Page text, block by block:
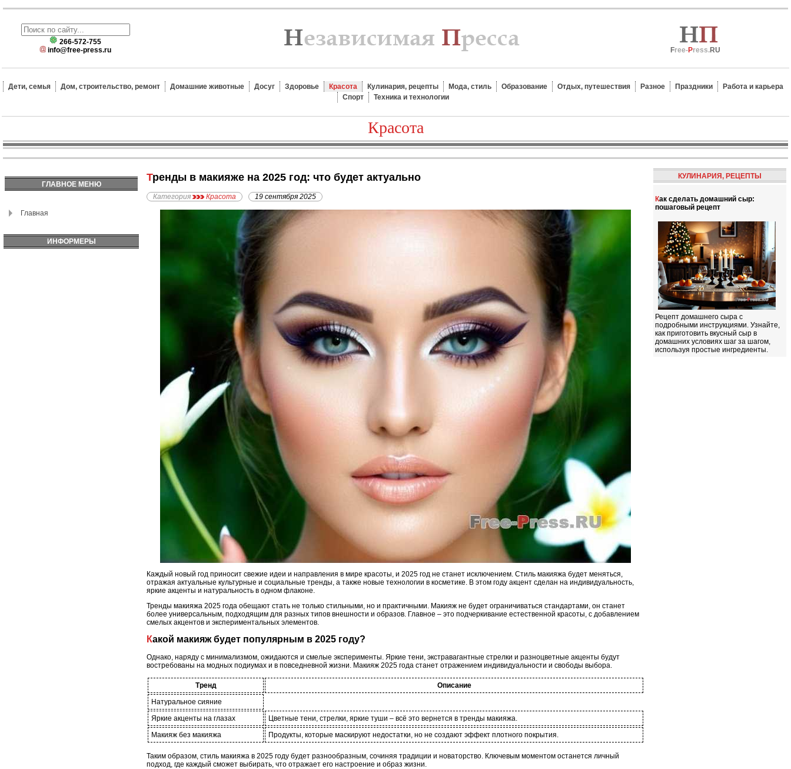
266-572-755
info@free-press.ru
Free-Press.RU
Дети, семья Дом, строительство, ремонт Домашние животные Досуг Здоровье Красота Кулинария, рецепты Мода, стиль Образование Отдых, путешествия Разное Праздники
Работа и карьера
Спорт
Техника и технологии
Красота
ГЛАВНОЕ МЕНЮ
Главная
ИНФОРМЕРЫ
Тренды в макияже на 2025 год: что будет актуально
Категория Красота 19 сентября 2025
Каждый новый год приносит свежие идеи и направления в мире красоты, и 2025 год не станет исключением. Стиль макияжа будет меняться,
отражая актуальные культурные и социальные тренды, а также новые технологии в косметике. В этом году акцент сделан на индивидуальность,
яркие акценты и натуральность в одном флаконе.
Тренды макияжа 2025 года обещают стать не только стильными, но и практичными. Макияж не будет ограничиваться стандартами, он станет
более универсальным, подходящим для разных типов внешности и образов. Главное – это подчеркивание естественной красоты, с добавлением
смелых акцентов и экспериментальных элементов.
Какой макияж будет популярным в 2025 году?
Однако, наряду с минимализмом, ожидаются и смелые эксперименты. Яркие тени, экстравагантные стрелки и разноцветные акценты будут
востребованы на модных подиумах и в повседневной жизни. Макияж 2025 года станет отражением индивидуальности и свободы выбора.
Тренд
Описание
Натуральное сияние
Яркие акценты на глазах
Цветные тени, стрелки, яркие туши – всё это вернется в тренды макияжа.
Макияж без макияжа
Продукты, которые маскируют недостатки, но не создают эффект плотного покрытия.
Таким образом, стиль макияжа в 2025 году будет разнообразным, сочиняя традиции и новаторство. Ключевым моментом останется личный
подход, где каждый сможет выбирать, что отражает его настроение и образ жизни.
КУЛИНАРИЯ, РЕЦЕПТЫ
Как сделать домашний сыр:
пошаговый рецепт
Рецепт домашнего сыра с
подробными инструкциями. Узнайте,
как приготовить вкусный сыр в
домашних условиях шаг за шагом,
используя простые ингредиенты.